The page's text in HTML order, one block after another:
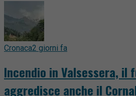
Cronaca2 giorni fa
Incendio in Valsessera, il
aggredisce anche il